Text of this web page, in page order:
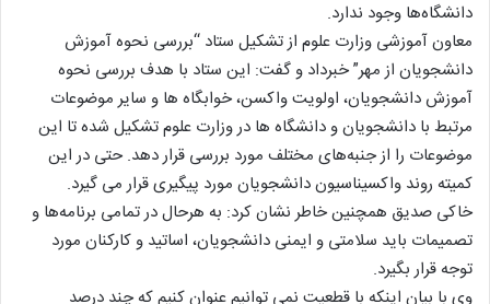
دانشگاه‌ها وجود ندارد.
معاون آموزشی وزارت علوم از تشکیل ستاد “بررسی نحوه آموزش
دانشجویان از مهر” خبرداد و گفت: این ستاد با هدف بررسی نحوه
آموزش دانشجویان، اولویت واکسن، خوابگاه ها و سایر موضوعات
مرتبط با دانشجویان و دانشگاه ها در وزارت علوم تشکیل شده تا این
موضوعات را از جنبه‌های مختلف مورد بررسی قرار دهد. حتی در این
کمیته روند واکسیناسیون دانشجویان مورد پیگیری قرار می گیرد.
خاکی صدیق همچنین خاطر نشان کرد: به هرحال در تمامی برنامه‌ها و
تصمیمات باید سلامتی و ایمنی دانشجویان، اساتید و کارکنان مورد
توجه قرار بگیرد.
وی با بیان اینکه با قطعیت نمی توانیم عنوان کنیم که چند درصد